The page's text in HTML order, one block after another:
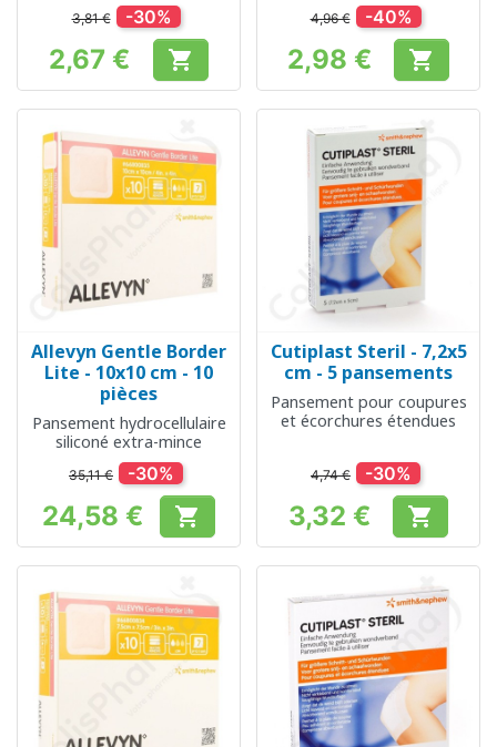
3,81 € -30%
Prix
2,67 € 
4,96 € -40%
Prix
2,98 € 
Allevyn Gentle Border
Lite - 10x10 cm - 10
pièces
Pansement hydrocellulaire
siliconé extra-mince
35,11 € -30%
Prix
24,58 € 
Cutiplast Steril - 7,2x5
cm - 5 pansements
Pansement pour coupures
et écorchures étendues
4,74 € -30%
Prix
3,32 € 